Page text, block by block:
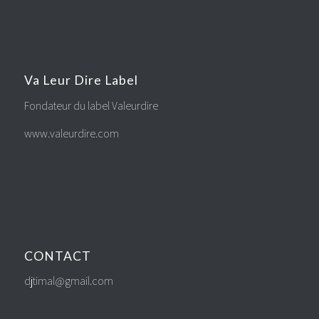
Va Leur Dire Label
Fondateur du label Valeurdire
www.valeurdire.com
CONTACT
djtimal@gmail.com